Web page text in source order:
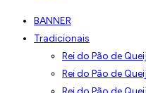
BANNER
Tradicionais
Rei do Pão de
Rei do Pão de